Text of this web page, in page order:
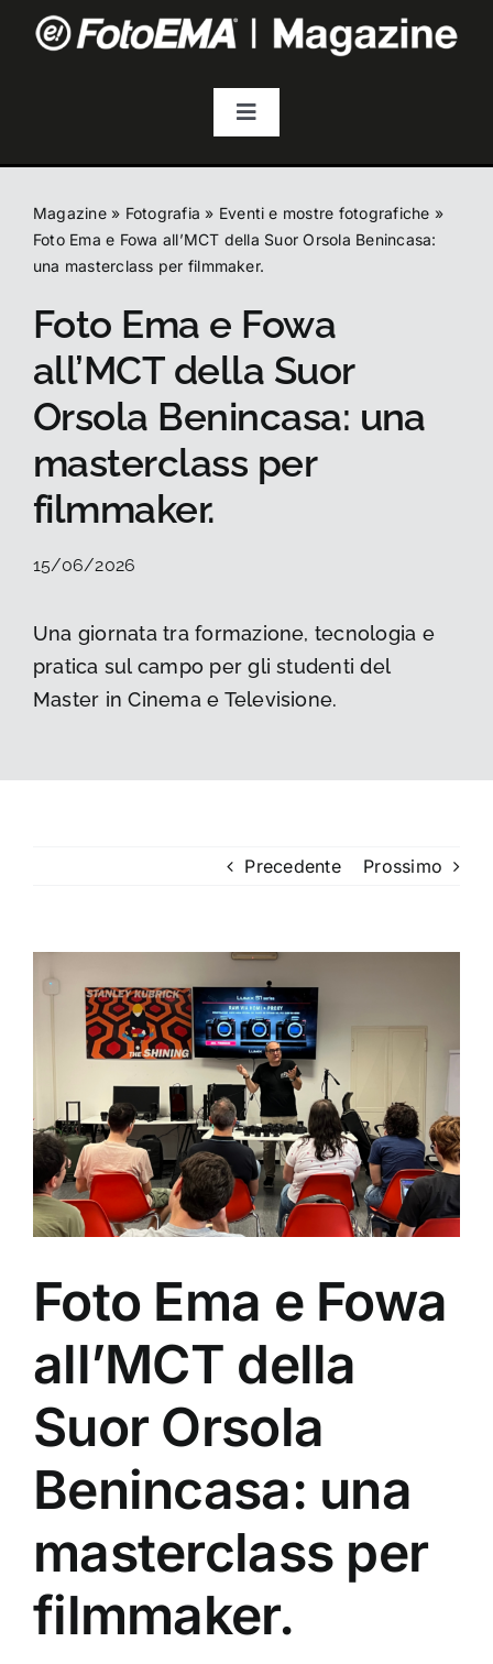
Toggle
Fotografia
Video & Streaming
Audio
Droni
Accessori
Cerca
per:
Magazine» Fotografia » Eventi e mostre fotografiche »
Foto Ema e Fowa all’MCT della Suor Orsola Benincasa:
una masterclass per filmmaker.
Foto Ema e Fowa
all’MCT della Suor
Orsola Benincasa: una
masterclass per
filmmaker.
15/06/2026
Una giornata tra formazione, tecnologia e
pratica sul campo per gli studenti del
Master in Cinema e Televisione.
Precedente Prossimo
immagine
Foto Ema e Fowa
all’MCT della
Suor Orsola
Benincasa: una
masterclass per
filmmaker.